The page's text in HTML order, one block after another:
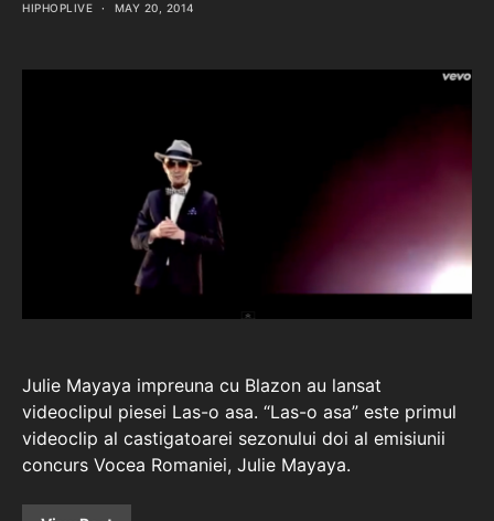
HIPHOPLIVE MAY 20, 2014
Julie Mayaya impreuna cu Blazon au lansat
videoclipul piesei Las-o asa. “Las-o asa” este primul
videoclip al castigatoarei sezonului doi al emisiunii
concurs Vocea Romaniei, Julie Mayaya.